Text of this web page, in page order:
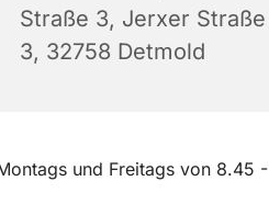
Straße 3, Jerxer Straße
3, 32758 Detmold
und Freitags von 8.45 -